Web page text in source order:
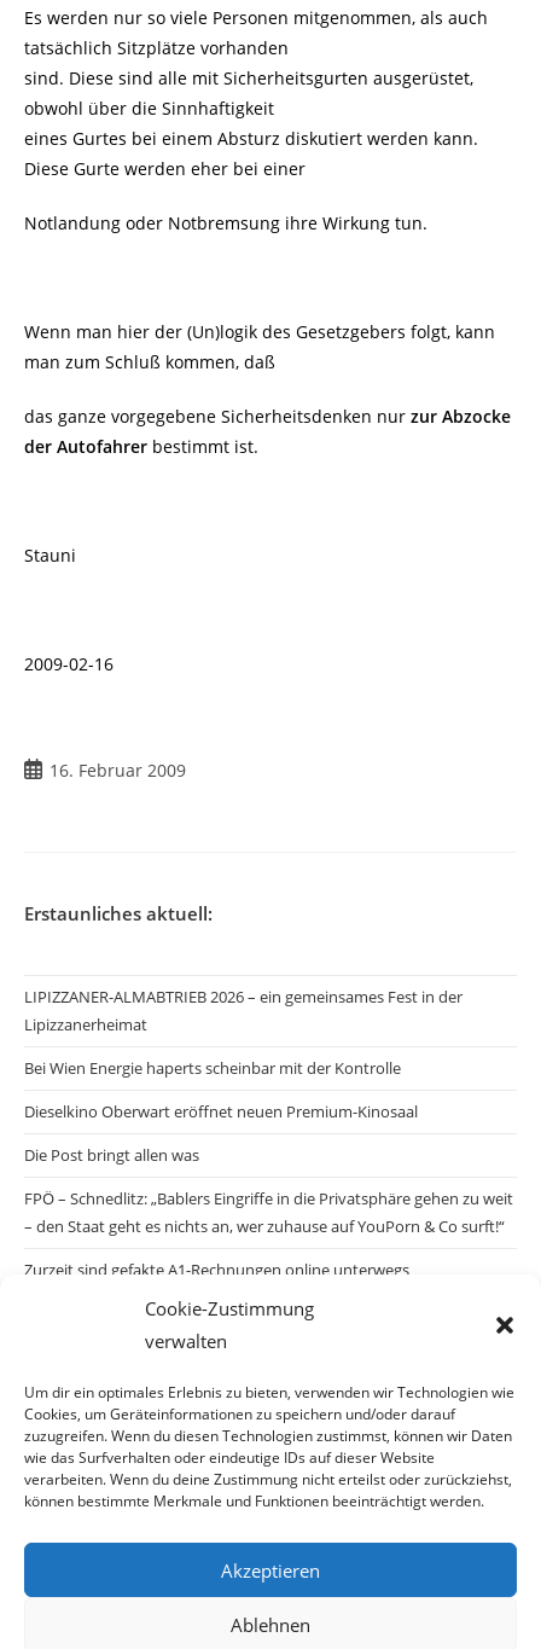
Cookie-Zustimmung
verwalten
Um dir ein optimales Erlebnis zu bieten, verwenden wir Technologien wie
Cookies, um Geräteinformationen zu speichern und/oder darauf
zuzugreifen. Wenn du diesen Technologien zustimmst, können wir Daten
wie das Surfverhalten oder eindeutige IDs auf dieser Website
verarbeiten. Wenn du deine Zustimmung nicht erteilst oder zurückziehst,
können bestimmte Merkmale und Funktionen beeinträchtigt werden.
Akzeptieren
Ablehnen
Es werden nur so viele Personen mitgenommen, als auch
tatsächlich Sitzplätze vorhanden
sind. Diese sind alle mit Sicherheitsgurten ausgerüstet,
obwohl über die Sinnhaftigkeit
eines Gurtes bei einem Absturz diskutiert werden kann.
Diese Gurte werden eher bei einer
Notlandung oder Notbremsung ihre Wirkung tun.
Wenn man hier der (Un)logik des Gesetzgebers folgt, kann
man zum Schluß kommen, daß
das ganze vorgegebene Sicherheitsdenken nur zur Abzocke
der Autofahrer bestimmt ist.
Stauni
2009-02-16
Beitrag16. Februar 2009
Erstaunliches aktuell:
LIPIZZANER-ALMABTRIEB 2026 – ein gemeinsames Fest in der
Lipizzanerheimat
Bei Wien Energie haperts scheinbar mit der Kontrolle
Dieselkino Oberwart eröffnet neuen Premium-Kinosaal
Die Post bringt allen was
FPÖ – Schnedlitz: „Bablers Eingriffe in die Privatsphäre gehen zu weit
– den Staat geht es nichts an, wer zuhause auf YouPorn & Co surft!“
Zurzeit sind gefakte A1-Rechnungen online unterwegs
Salzburgs Juden und ihre Sicherheit: „Erst nach einem Anschlag wäre
die Gefahr endlich konkret!“
Biologisches Wunder in Ceuta
Ein vermeintliches Abschiebemärchen
Archiv